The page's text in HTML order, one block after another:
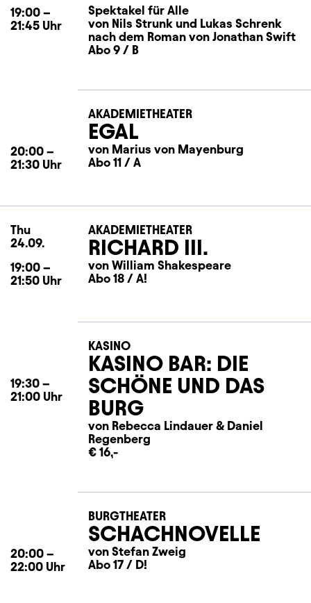
19:00 –
21:45 Uhr
Spektakel für Alle
von Nils Strunk und Lukas Schrenk
nach dem Roman von Jonathan Swift
Abo 9 / B
20:00 –
21:30 Uhr
AKADEMIETHEATER
EGAL
von Marius von Mayenburg
Abo 11 / A
Thu
24.09.
19:00 –
21:50 Uhr
AKADEMIETHEATER
RICHARD III.
von William Shakespeare
Abo 18 / A!
19:30 –
21:00 Uhr
KASINO
KASINO BAR: DIE
SCHÖNE UND DAS
BURG
von Rebecca Lindauer & Daniel
Regenberg
€ 16,-
20:00 –
22:00 Uhr
BURGTHEATER
SCHACHNOVELLE
von Stefan Zweig
Abo 17 / D!